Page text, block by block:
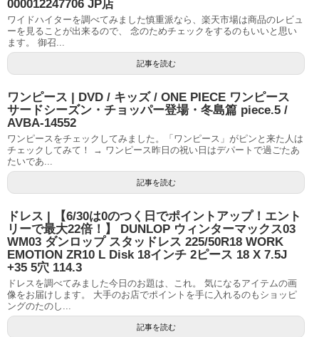
000012247706 JP店
ワイドハイターを調べてみました慎重派なら、楽天市場は商品のレビュ
ーを見ることが出来るので、 念のためチェックをするのもいいと思い
ます。 御召...
記事を読む
ワンピース | DVD / キッズ / ONE PIECE ワンピース
サードシーズン・チョッパー登場・冬島篇 piece.5 /
AVBA-14552
ワンピースをチェックしてみました。「ワンピース」がピンと来た人は
チェックしてみて！ → ワンピース昨日の祝い日はデパートで過ごたあ
たいであ...
記事を読む
ドレス | 【6/30は0のつく日でポイントアップ！エント
リーで最大22倍！】 DUNLOP ウィンターマックス03
WM03 ダンロップ スタッドレス 225/50R18 WORK
EMOTION ZR10 L Disk 18インチ 2ピース 18 X 7.5J
+35 5穴 114.3
ドレスを調べてみました今日のお題は、これ。 気になるアイテムの画
像をお届けします。 大手のお店でポイントを手に入れるのもショッピ
ングのたのし...
記事を読む